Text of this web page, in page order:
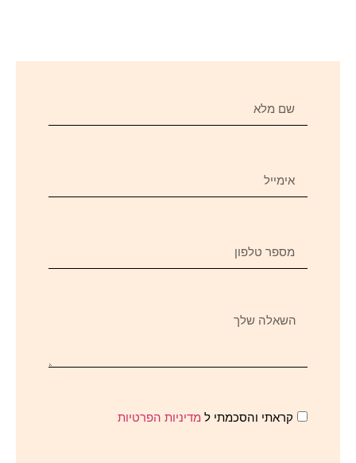
קראתי והסכמתי ל מדיניות הפרטיות